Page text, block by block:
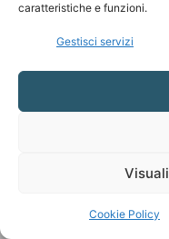
caratteristiche e funzioni.
Gestisci servizi
Cookie Policy